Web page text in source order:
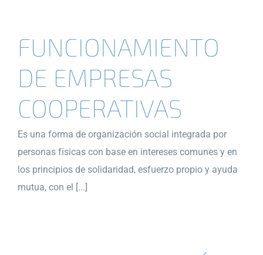
FUNCIONAMIENTO
DE EMPRESAS
COOPERATIVAS
Es una forma de organización social integrada por
personas físicas con base en intereses comunes y en
los principios de solidaridad, esfuerzo propio y ayuda
mutua, con el [...]